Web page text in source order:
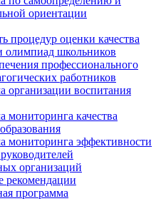
ориентации
процедур оценки качества
олимпиад школьников
профессионального
работников
организации воспитания
мониторинга качества
мониторинга эффективности
организаций
рекомендации
программа